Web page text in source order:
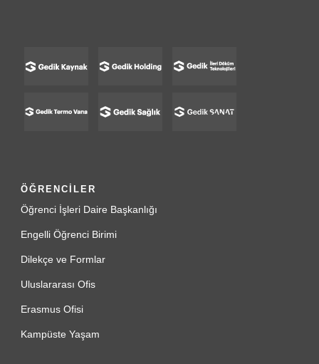
ÖĞRENCİLER
Öğrenci İşleri Daire Başkanlığı
Engelli Öğrenci Birimi
Dilekçe ve Formlar
Uluslararası Ofis
Erasmus Ofisi
Kampüste Yaşam